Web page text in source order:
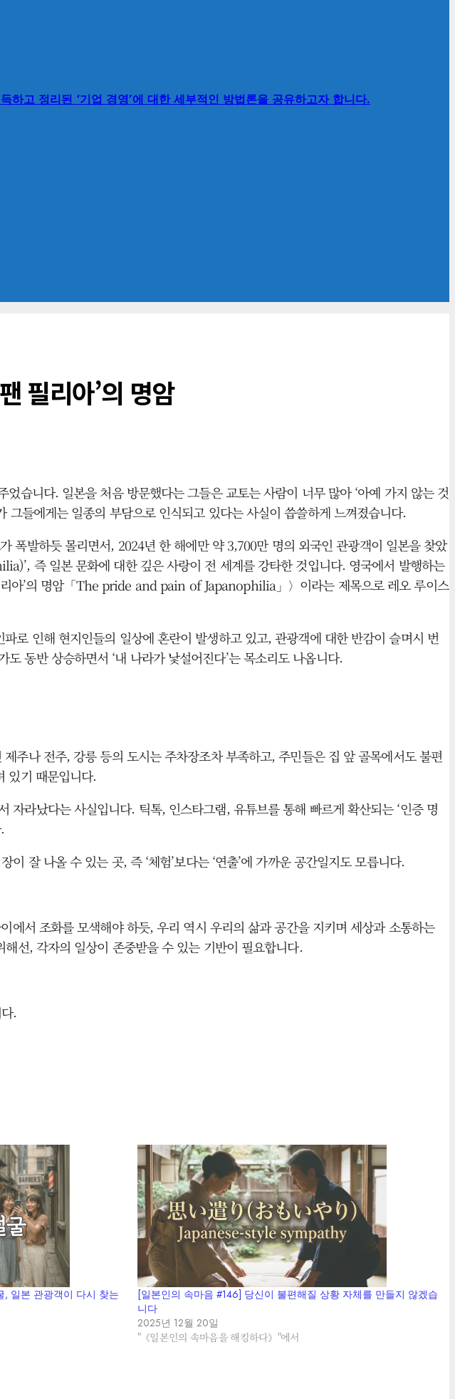
고 정리된 ‘기업 경영’에 대한 세부적인 방법론을 공유하고자 합니다.
필리아’의 명암
습니다. 일본을 처음 방문했다는 그들은 교토는 사람이 너무 많아 ‘아예 가지 않는 것
그들에게는 일종의 부담으로 인식되고 있다는 사실이 씁쓸하게 느껴졌습니다.
폭발하듯 몰리면서, 2024년 한 해에만 약 3,700만 명의 외국인 관광객이 일본을 찾았
즉 일본 문화에 대한 깊은 사랑이 전 세계를 강타한 것입니다. 영국에서 발행하는
리아’의 명암「The pride and pain of Japanophilia」〉이라는 제목으로 레오 루이스
로 인해 현지인들의 일상에 혼란이 발생하고 있고, 관광객에 대한 반감이 슬며시 번
동반 상승하면서 ‘내 나라가 낯설어진다’는 목소리도 나옵니다.
주나 전주, 강릉 등의 도시는 주차장조차 부족하고, 주민들은 집 앞 골목에서도 불편
있기 때문입니다.
자라났다는 사실입니다. 틱톡, 인스타그램, 유튜브를 통해 빠르게 확산되는 ‘인증 명
잘 나올 수 있는 곳, 즉 ‘체험’보다는 ‘연출’에 가까운 공간일지도 모릅니다.
에서 조화를 모색해야 하듯, 우리 역시 우리의 삶과 공간을 지키며 세상과 소통하는
해선, 각자의 일상이 존중받을 수 있는 기반이 필요합니다.
.
일본 관광객이 다시 찾는
[일본인의 속마음 #146] 당신이 불편해질 상황 자체를 만들지 않겠습
니다
2025년 12월 20일
"《일본인의 속마음을 해킹하다》"에서